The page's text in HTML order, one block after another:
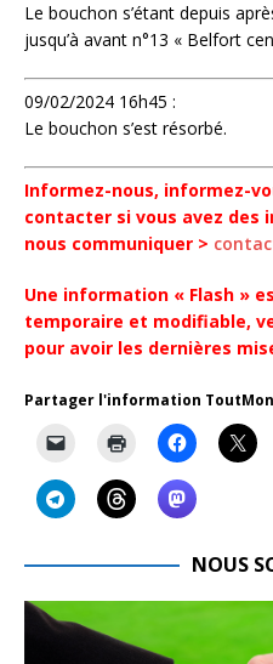
Le bouchon s’étant depuis
jusqu’à avant n°13 « Belfort
09/02/2024 16h45 :
Le bouchon s’est résorbé.
Informez-nous, informez-
contacter si vous avez des
nous communiquer >
Une information « Flash »
temporaire et modifiable,
pour avoir les dernières
Partager l'information
NOUS